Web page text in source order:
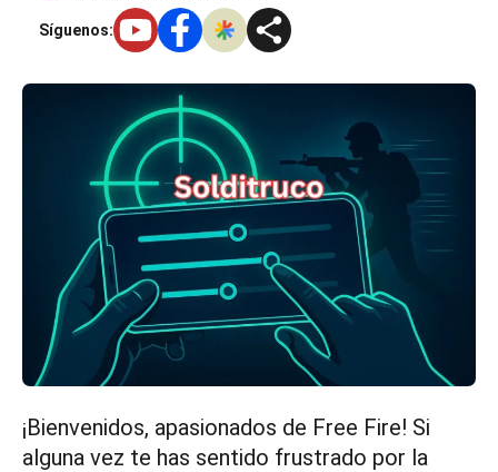
Síguenos:
¡Bienvenidos, apasionados de Free Fire! Si
alguna vez te has sentido frustrado por la